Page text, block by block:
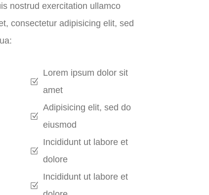
nostrud exercitation ullamco
consectetur adipisicing elit, sed
Lorem ipsum dolor sit
amet
Adipisicing elit, sed do
eiusmod
Incididunt ut labore et
dolore
Incididunt ut labore et